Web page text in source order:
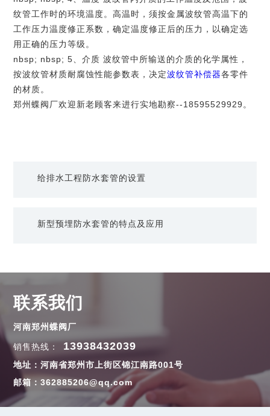
纹管工作时的环境温度。高温时，须按金属波纹管高温下的
工作压力温度修正系数，确定温度修正后的压力，以确定选
用正确的压力等级。
nbsp; nbsp; 5、介质 波纹管中所输送的介质的化学属性，
按波纹管材质耐腐蚀性能参数表，决定波纹管补偿器各零件
的材质。
郑州蝶阀厂欢迎新老顾客来进行实地勘察--18595529929 。
给排水工程防水套管的设置
新型预埋防水套管的特点及应用
联系我们
河南郑州蝶阀厂
销售热线： 13938432039
地址：河南省郑州市上街区锦江南路001号
邮箱：362885206@qq.com